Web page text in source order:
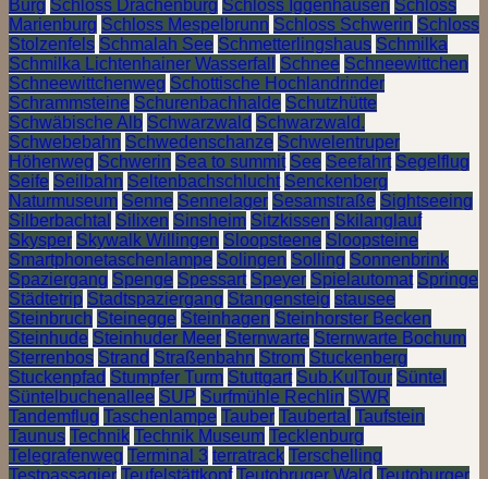
Burg Schloss Drachenburg Schloss Iggenhausen Schloss
Marienburg Schloss Mespelbrunn Schloss Schwerin Schloss
Stolzenfels Schmalah See Schmetterlingshaus Schmilka
Schmilka Lichtenhainer Wasserfall
Schnee Schneewittchen
Schneewittchenweg Schottische Hochlandrinder
Schrammsteine Schurenbachhalde Schutzhütte
Schwäbische Alb Schwarzwald Schwarzwald.
Schwebebahn Schwedenschanze Schwelentruper
Höhenweg Schwerin Sea to summit See Seefahrt Segelflug
Seife Seilbahn Seltenbachschlucht Senckenberg
Naturmuseum Senne Sennelager Sesamstraße Sightseeing
Silberbachtal Silixen Sinsheim Sitzkissen Skilanglauf
Skysper Skywalk Willingen Sloopsteene Sloopsteine
Smartphonetaschenlampe Solingen Solling Sonnenbrink
Spaziergang Spenge Spessart Speyer Spielautomat Springe
Städtetrip Stadtspaziergang Stangensteig stausee
Steinbruch Steinegge Steinhagen Steinhorster Becken
Steinhude Steinhuder Meer Sternwarte Sternwarte Bochum
Sterrenbos Strand Straßenbahn Strom Stuckenberg
Stuckenpfad Stumpfer Turm Stuttgart Sub.KulTour Süntel
Süntelbuchenallee SUP Surfmühle Rechlin SWR
Tandemflug Taschenlampe Tauber Taubertal Taufstein
Taunus Technik Technik Museum Tecklenburg
Telegrafenweg Terminal 3 terratrack Terschelling
Testpassagier Teufelstättkopf Teutobruger Wald Teutoburger